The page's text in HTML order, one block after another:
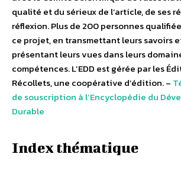
qualité et du sérieux de l’article, de ses
réflexion. Plus de 200 personnes
ce projet, en transmettant leurs savoirs
présentant leurs vues dans leurs
compétences. L’EDD est gérée par les
Récollets, une coopérative d’édition. –
de souscription à l’Encyclopédie du
Durable
Index thématique